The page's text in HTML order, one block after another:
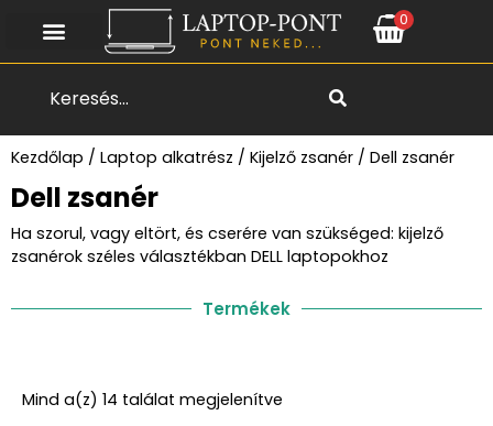
0
Kezdőlap / Laptop alkatrész / Kijelző zsanér / Dell zsanér
Dell zsanér
Ha szorul, vagy eltört, és cserére van szükséged: kijelző
zsanérok széles választékban DELL laptopokhoz
Termékek
Mind a(z) 14 találat megjelenítve